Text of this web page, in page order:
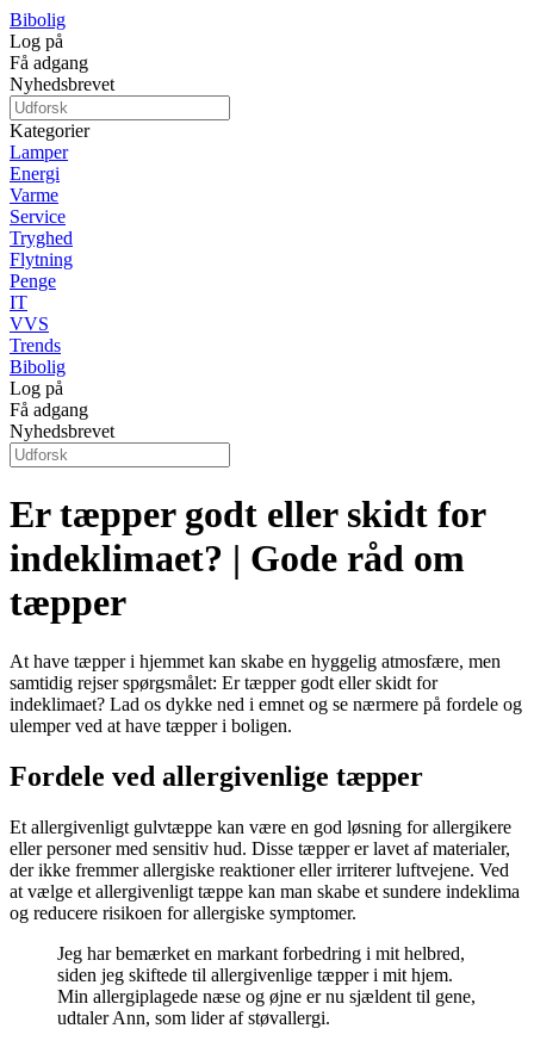
Bibolig
Log på
Få adgang
Nyhedsbrevet
Kategorier
Lamper
Energi
Varme
Service
Tryghed
Flytning
Penge
IT
VVS
Trends
Bibolig
Log på
Få adgang
Nyhedsbrevet
Er tæpper godt eller skidt for
indeklimaet? | Gode råd om
tæpper
At have tæpper i hjemmet kan skabe en hyggelig atmosfære, men
samtidig rejser spørgsmålet: Er tæpper godt eller skidt for
indeklimaet? Lad os dykke ned i emnet og se nærmere på fordele og
ulemper ved at have tæpper i boligen.
Fordele ved allergivenlige tæpper
Et allergivenligt gulvtæppe kan være en god løsning for allergikere
eller personer med sensitiv hud. Disse tæpper er lavet af materialer,
der ikke fremmer allergiske reaktioner eller irriterer luftvejene. Ved
at vælge et allergivenligt tæppe kan man skabe et sundere indeklima
og reducere risikoen for allergiske symptomer.
Jeg har bemærket en markant forbedring i mit helbred,
siden jeg skiftede til allergivenlige tæpper i mit hjem.
Min allergiplagede næse og øjne er nu sjældent til gene,
udtaler Ann, som lider af støvallergi.